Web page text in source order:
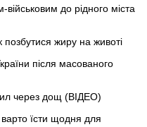
до рідного міста
позбутися жиру на животі
після масованого
через дощ (ВІДЕО)
варто їсти щодня для